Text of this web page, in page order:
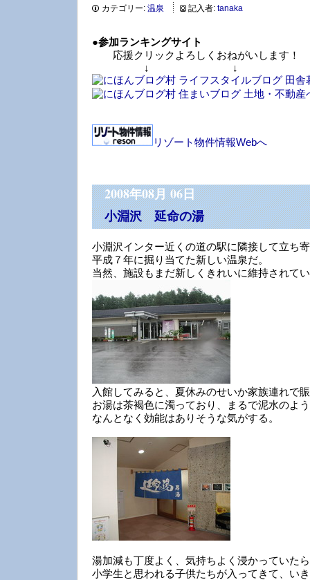
カテゴリー: 温泉 記入者: tanaka
●参加ランキングサイト
応援クリックよろしくおねがいします！
↓ ↓
リゾート物件情報Webへ
2008年08月 06日
小淵沢 延命の湯
小淵沢インター近くの道の駅に隣接して立ち
平成７年に掘り当てた新しい温泉だ。
当然、施設もまだ新しくきれいに維持されて
入館してみると、夏休みのせいか家族連れで
お湯は茶褐色に濁っており、まるで泥水のよ
なんとなく効能はありそうな気がする。
湯加減も丁度よく、気持ちよく浸かっていた
小学生と思われる子供たちが入ってきて、い